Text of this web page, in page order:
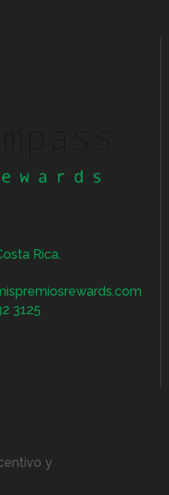
Rica.
3125
y